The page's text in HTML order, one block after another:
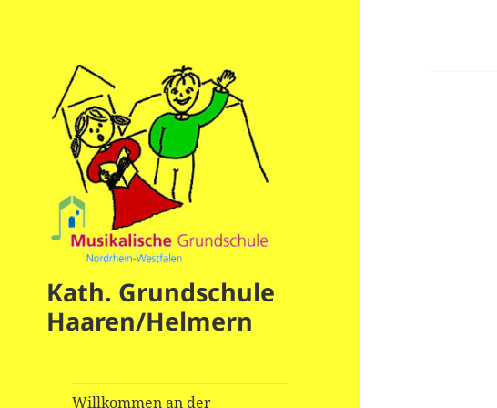
Kath. Grundschule
Haaren/Helmern
Willkommen an der